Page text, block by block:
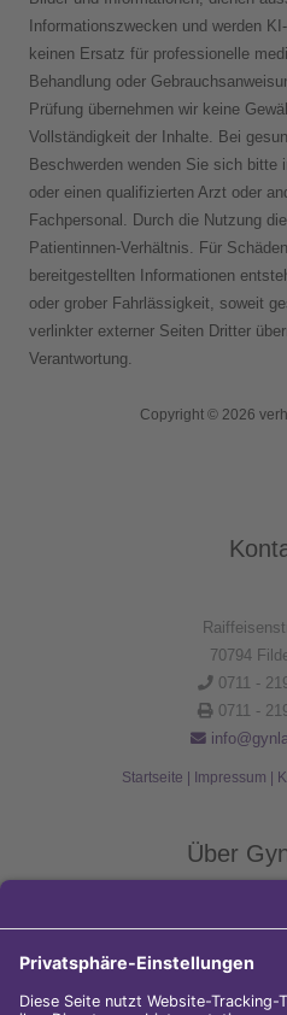
Informationszwecken und werden
keinen Ersatz für professionelle
Behandlung oder
Prüfung übernehmen wir keine
Vollständigkeit der Inhalte. Bei
Beschwerden wenden Sie sich bitte
oder einen qualifizierten Arzt oder
Fachpersonal. Durch die Nutzung
Patientinnen-Verhältnis. Für
bereitgestellten Informationen
oder grober Fahrlässigkeit, soweit
verlinkter externer Seiten Dritter
Verantwortung.
Copyright © 2026
70794
0711 -
0711 -
Startseite Impressum
Über
Die Kupferkette GyneFIX®
Kupferspirale Frauen jeden Alters